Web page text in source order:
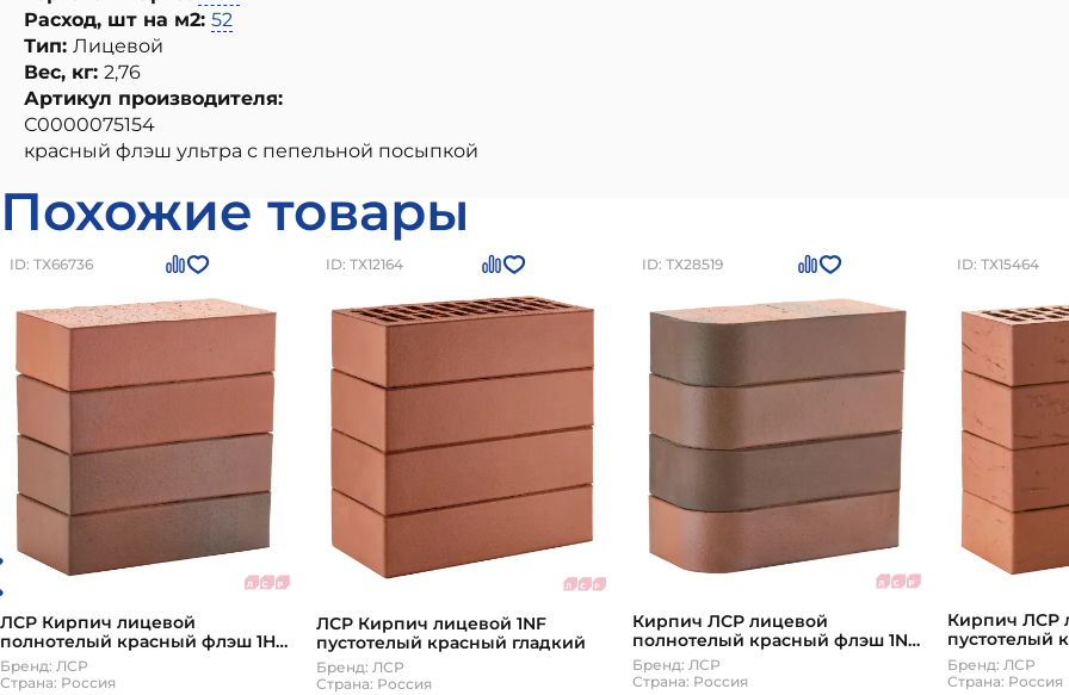
Расход, шт на м2: 52
Тип: Лицевой
Вес, кг: 2,76
Артикул производителя:
С0000075154
красный флэш ультра с пепельной посыпкой
Похожие товары
ID: ТХ66736
ЛСР Кирпич лицевой
полнотелый красный флэш 1НФ
М400 F50 Б рустик, 240шт РКЗ
Бренд: ЛСР
Страна: Россия
ID: ТХ12164
ЛСР Кирпич лицевой 1NF
пустотелый красный гладкий
Бренд: ЛСР
Страна: Россия
ID: ТХ28519
Кирпич ЛСР лицевой
полнотелый красный флэш 1NF
угловой R60 С0000058545
Бренд: ЛСР
Страна: Россия
ID: ТХ15464
Кирпич ЛСР
пустотелый
рустик
Бренд: ЛСР
Страна: Россия